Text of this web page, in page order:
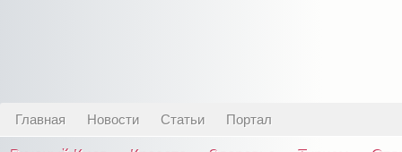
Главная Новости Статьи Портал